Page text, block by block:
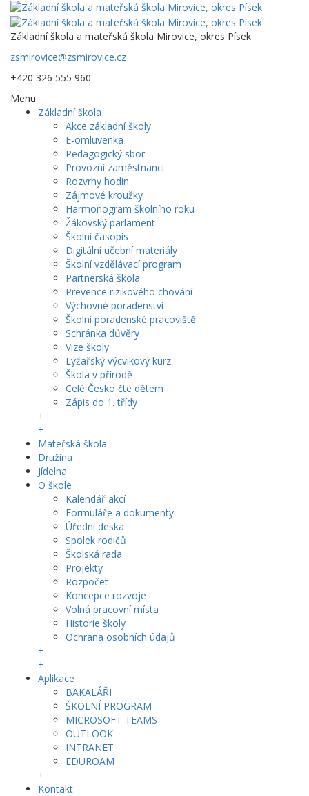
Základní škola a mateřská škola Mirovice, okres Písek
zsmirovice@zsmirovice.cz
+420 326 555 960
Menu
Základní škola
Akce základní školy
E-omluvenka
Pedagogický sbor
Provozní zaměstnanci
Rozvrhy hodin
Zájmové kroužky
Harmonogram školního roku
Žákovský parlament
Školní časopis
Digitální učební materiály
Školní vzdělávací program
Partnerská škola
Prevence rizikového chování
Výchovné poradenství
Školní poradenské pracoviště
Schránka důvěry
Vize školy
Lyžařský výcvikový kurz
Škola v přírodě
Celé Česko čte dětem
Zápis do 1. třídy
+
+
Mateřská škola
Družina
Jídelna
O škole
Kalendář akcí
Formuláře a dokumenty
Úřední deska
Spolek rodičů
Školská rada
Projekty
Rozpočet
Koncepce rozvoje
Volná pracovní místa
Historie školy
Ochrana osobních údajů
+
+
Aplikace
BAKALÁŘI
ŠKOLNÍ PROGRAM
MICROSOFT TEAMS
OUTLOOK
INTRANET
EDUROAM
+
Kontakt